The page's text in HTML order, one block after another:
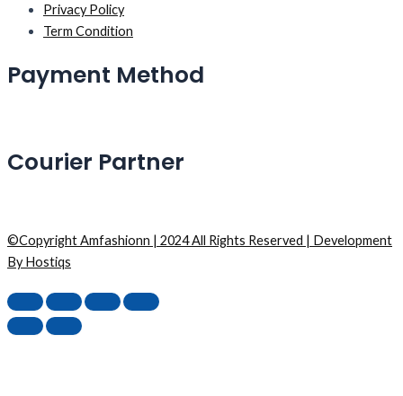
Privacy Policy
Term Condition
Payment Method
Courier Partner
©Copyright Amfashionn | 2024 All Rights Reserved | Development
By Hostiqs